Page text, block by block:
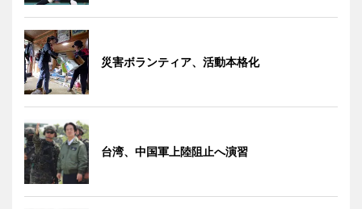
災害ボランティア、活動本格化
台湾、中国軍上陸阻止へ演習